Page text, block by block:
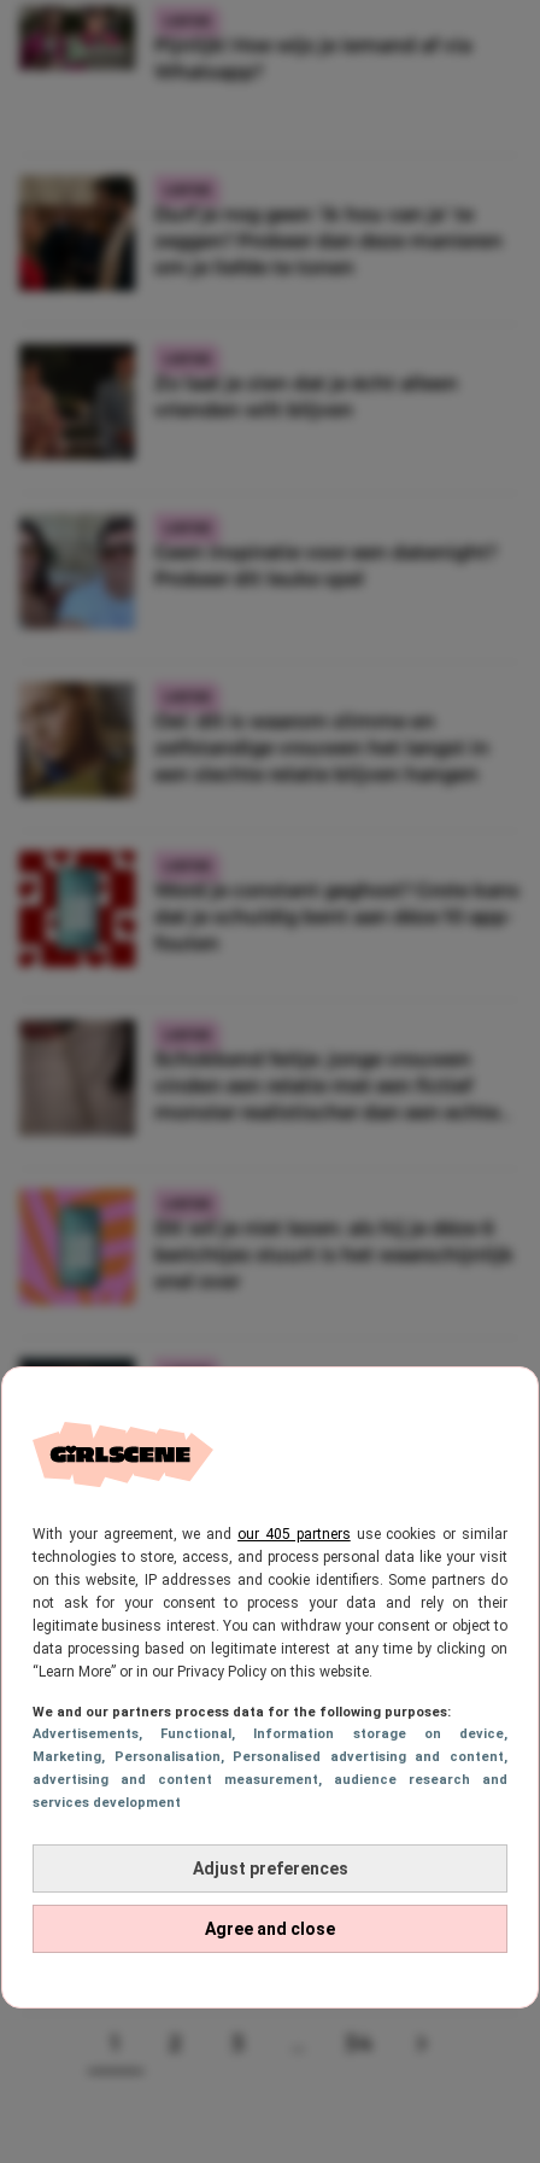
With your agreement, we andour 405 partners use cookies or similar
technologies to store, access, and process personal data like your visit
on this website, IP addresses and cookie identifiers. Some partners do
not ask for your consent to process your data and rely on their
legitimate business interest. You can withdraw your consent or object to
data processing based on legitimate interest at any time by clicking on
“Learn More” or in our Privacy Policy on this website.
We and our partners process data for the following purposes:
Advertisements, Functional , Information storage on device,
Marketing, Personalisation, Personalised advertising and content,
advertising and content measurement, audience research and
services development
Adjust preferences
Agree and close
Pijnlijk! Hoe wijs je iemand af via
Whatsapp?
Durf je nog geen ‘ik hou van je’ te
zeggen? Probeer dan deze manieren
om je liefde te tonen
Zo laat je zien dat je écht alleen
vrienden wilt blijven
Geen inspiratie voor een datenight?
Probeer dít leuke spel
Oei: dít is waarom slimme en
zelfstandige vrouwen het langst in
een slechte relatie blijven hangen
Word je constant geghost? Grote kans
dat je schuldig bent aan déze 10 app-
fouten
Schokkend feitje: jonge vrouwen
vinden een relatie met een fictief
monster realistischer dan een echte
Dit wil je niet lezen: als hij je déze 6
berichtjes stuurt is het waarschijnlijk
snel over
LIEFDE
persoon
LIEFDE
Zo voorkom je dat je té hard van
stapel loopt tijdens de talking stage
LIEFDE
Singles daten steeds vaker in Excel,
maar is dit wel slim?
LIEFDE
Summer fling? Dit is waarom we in de
zomer veel meer daten
PagePAGEPAGE PAGE
34